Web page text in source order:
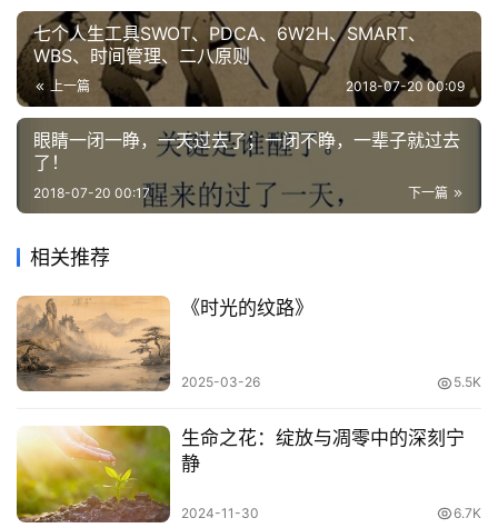
问
答
专
区
常
网
登录 注册
忍让谦让，是一种让内心成长的历练。
七个人生工具SWOT、PDCA、6W2H、SMART、
WBS、时间管理、二八原则
上一篇 2018-07-20 00:09
眼睛一闭一睁，一天过去了；一闭不睁，一辈子就过去
了！
下一篇
2018-07-20 00:17
相关推荐
《时光的纹路》
2025-03-26 5.5K
生命之花：绽放与凋零中的深刻宁
静
2024-11-30 6.7K